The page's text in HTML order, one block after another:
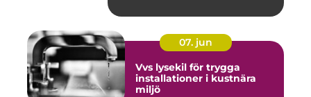
07. jun
Vvs lysekil för trygga
installationer i kustnära
miljö